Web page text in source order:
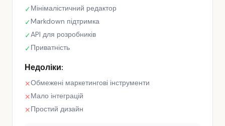
✓Мінімалістичний редактор
✓Markdown підтримка
✓API для розробників
✓Приватність
Недоліки:
✕Обмежені маркетингові інструменти
✕Мало інтеграцій
✕Простий дизайн